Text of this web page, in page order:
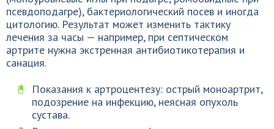
псевдоподагре), бактериологический посев и иногда
цитологию. Результат может изменить тактику
лечения за часы — например, при септическом
артрите нужна экстренная антибиотикотерапия и
санация.
Показания к артроцентезу: острый моноартрит,
подозрение на инфекцию, неясная опухоль
сустава.